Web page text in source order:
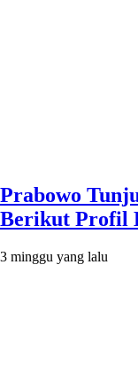
Prabowo
Berikut Profil
3 minggu yang lalu